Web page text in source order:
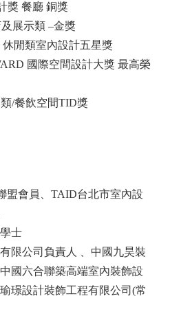
獎 餐廳 銅獎
及展示類 –金獎
休閒類室內設計五星獎
國際空間設計大獎 最高榮
/餐飲空間TID獎
盟會員、TAID台北市室內設
士
限公司負責人 、中國九昊裝
國六合聯築高端室內裝飾設
璟設計裝飾工程有限公司(常